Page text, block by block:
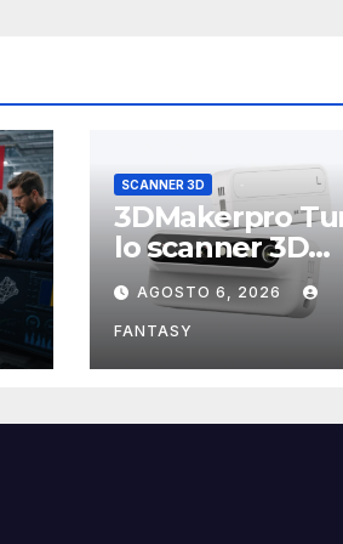
SCANNER 3D
3DMakerpro
lo scanner 3D
modulare con
testine
intercambiabili
AGOSTO 6, 2026
FANTASY